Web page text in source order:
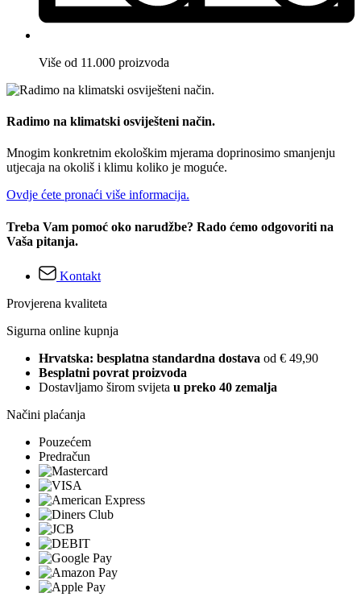
Više od 11.000 proizvoda
Radimo na klimatski osviješteni način.
Mnogim konkretnim ekološkim mjerama doprinosimo smanjenju
utjecaja na okoliš i klimu koliko je moguće.
Ovdje ćete pronaći više informacija.
Treba Vam pomoć oko narudžbe? Rado ćemo odgovoriti na
Vaša pitanja.
Kontakt
Provjerena kvaliteta
Sigurna online kupnja
Hrvatska: besplatna standardna dostava od € 49,90
Besplatni povrat proizvoda
Dostavljamo širom svijeta u preko 40 zemalja
Načini plaćanja
Pouzećem
Predračun